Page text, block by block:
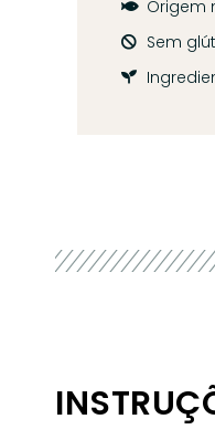
Origem
Sem